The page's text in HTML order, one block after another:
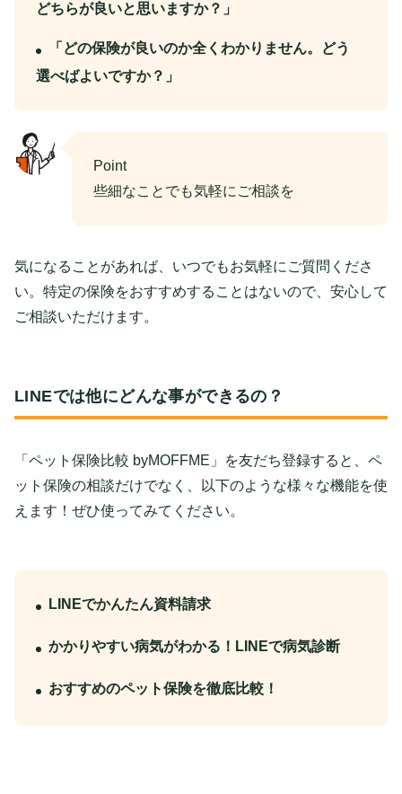
どちらが良いと思いますか？」
「どの保険が良いのか全くわかりません。どう
選べばよいですか？」
Point
些細なことでも気軽にご相談を
気になることがあれば、いつでもお気軽にご質問くださ
い。特定の保険をおすすめすることはないので、安心して
ご相談いただけます。
LINEでは他にどんな事ができるの？
「ペット保険比較 byMOFFME」を友だち登録すると、ペ
ット保険の相談だけでなく、以下のような様々な機能を使
えます！ぜひ使ってみてください。
LINEでかんたん資料請求
かかりやすい病気がわかる！LINEで病気診断
おすすめのペット保険を徹底比較！